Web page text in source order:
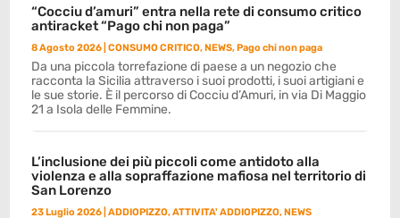
“Cocciu d’amuri” entra nella rete di consumo critico
antiracket “Pago chi non paga”
8 Agosto 2026 |CONSUMO CRITICO,NEWS,Pago chi non paga
Da una piccola torrefazione di paese a un negozio che
racconta la Sicilia attraverso i suoi prodotti, i suoi artigiani e
le sue storie. È il percorso di Cocciu d’Amuri, in via Di Maggio
21 a Isola delle Femmine.
L’inclusione dei più piccoli come antidoto alla
violenza e alla sopraffazione mafiosa nel territorio di
San Lorenzo
23 Luglio 2026 |ADDIOPIZZO,ATTIVITA' ADDIOPIZZO,NEWS